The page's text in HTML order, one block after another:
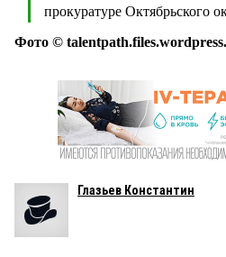
прокуратуре Октябрьского
Фото ©
Глазьев Константин